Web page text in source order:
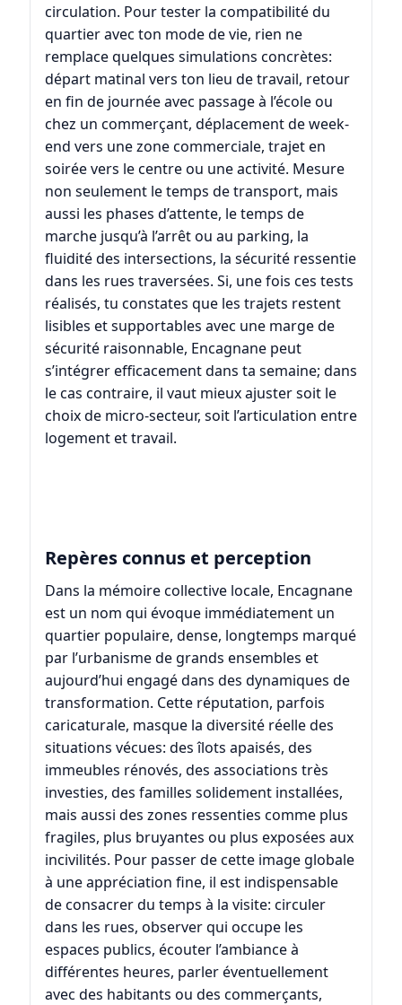
circulation. Pour tester la compatibilité du
quartier avec ton mode de vie, rien ne
remplace quelques simulations concrètes:
départ matinal vers ton lieu de travail, retour
en fin de journée avec passage à l’école ou
chez un commerçant, déplacement de week-
end vers une zone commerciale, trajet en
soirée vers le centre ou une activité. Mesure
non seulement le temps de transport, mais
aussi les phases d’attente, le temps de
marche jusqu’à l’arrêt ou au parking, la
fluidité des intersections, la sécurité ressentie
dans les rues traversées. Si, une fois ces tests
réalisés, tu constates que les trajets restent
lisibles et supportables avec une marge de
sécurité raisonnable, Encagnane peut
s’intégrer efficacement dans ta semaine; dans
le cas contraire, il vaut mieux ajuster soit le
choix de micro-secteur, soit l’articulation entre
logement et travail.
Repères connus et perception
Dans la mémoire collective locale, Encagnane
est un nom qui évoque immédiatement un
quartier populaire, dense, longtemps marqué
par l’urbanisme de grands ensembles et
aujourd’hui engagé dans des dynamiques de
transformation. Cette réputation, parfois
caricaturale, masque la diversité réelle des
situations vécues: des îlots apaisés, des
immeubles rénovés, des associations très
investies, des familles solidement installées,
mais aussi des zones ressenties comme plus
fragiles, plus bruyantes ou plus exposées aux
incivilités. Pour passer de cette image globale
à une appréciation fine, il est indispensable
de consacrer du temps à la visite: circuler
dans les rues, observer qui occupe les
espaces publics, écouter l’ambiance à
différentes heures, parler éventuellement
avec des habitants ou des commerçants,